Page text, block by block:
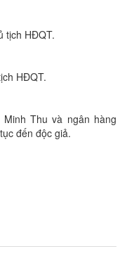
tịch HĐQT.
HĐQT.
Thu và ngân hàng
đến độc giả.